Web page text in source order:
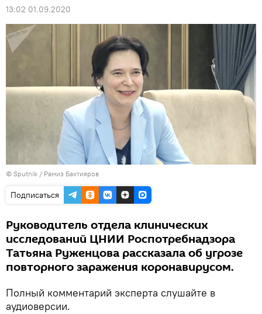
13:02 01.09.2020
© Sputnik / Рамиз Бахтияров
Подписаться
Руководитель отдела клинических
исследований ЦНИИ Роспотребнадзора
Татьяна Руженцова рассказала об угрозе
повторного заражения коронавирусом.
Полный комментарий эксперта слушайте в
аудиоверсии.